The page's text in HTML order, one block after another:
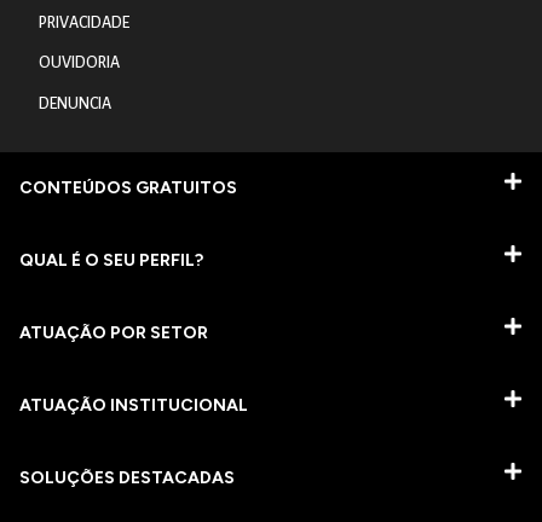
PRIVACIDADE
OUVIDORIA
DENUNCIA
CONTEÚDOS GRATUITOS
QUAL É O SEU PERFIL?
ATUAÇÃO POR SETOR
ATUAÇÃO INSTITUCIONAL
SOLUÇÕES DESTACADAS